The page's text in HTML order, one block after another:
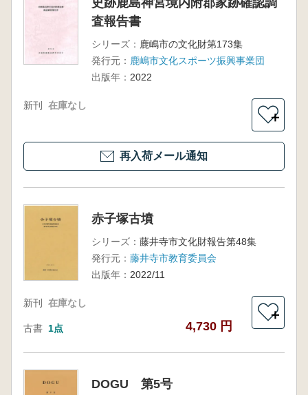
査報告書
シリーズ： 鹿嶋市の文化財第173集
発行元： 鹿嶋市文化スポーツ振興事業団
出版年： 2022
新刊 在庫なし
＋
再入荷メール通知
赤子塚古墳
シリーズ： 藤井寺市文化財報告第48集
発行元： 藤井寺市教育委員会
出版年： 2022/11
新刊 在庫なし
古書 1点 4,730 円
＋
DOGU 第5号